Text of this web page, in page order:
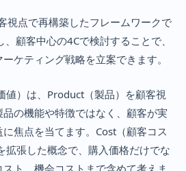
視点で再構築したフレームワークで
顧客中心の4Cで検討することで、
ケティング戦略を立案できます。
値）は、Product（製品）を顧客視
の機能や特徴ではなく、顧客が実
焦点を当てます。Cost（顧客コス
拡張した概念で、購入価格だけでな
ト、機会コストまで含めて考えま